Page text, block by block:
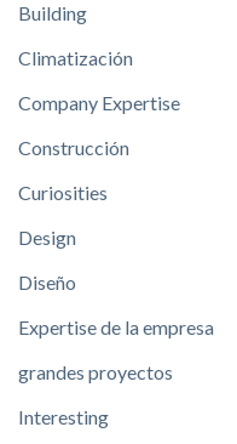
Building
Climatización
Company Expertise
Construcción
Curiosities
Design
Diseño
Expertise de la empresa
grandes proyectos
Interesting